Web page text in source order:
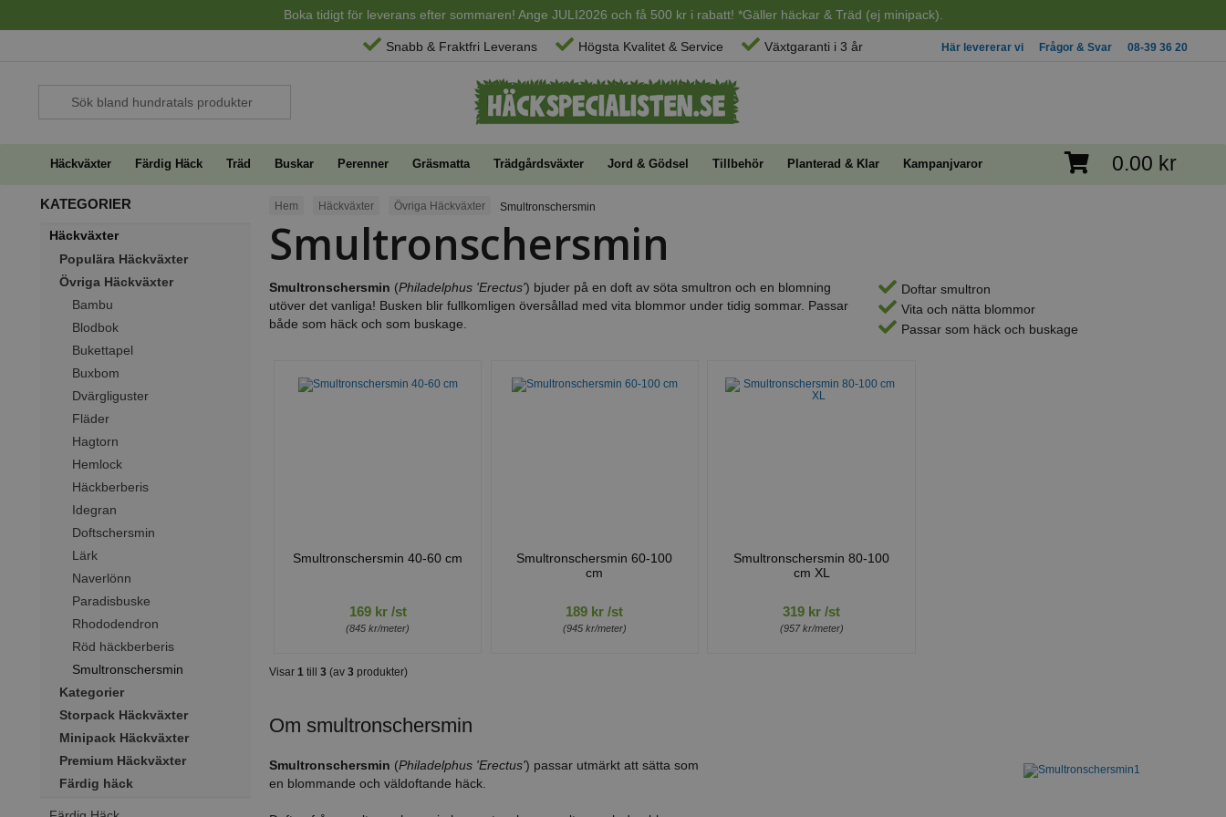
Boka tidigt för leverans efter sommaren! Ange JULI2026 och få 500 kr i rabatt! *Gäller häckar & Träd (ej minipack).
Snabb & Fraktfri Leverans Högsta Kvalitet & Service Växtgaranti i 3 år Här levererar vi Frågor & Svar 08-39 36 20
Häckväxter Färdig Häck Träd Buskar Perenner Gräsmatta Trädgårdsväxter Jord & Gödsel Tillbehör Planterad & Klar Kampanjvaror 0.00 kr
KATEGORIER
Häckväxter
Populära Häckväxter
Övriga Häckväxter
Bambu
Blodbok
Bukettapel
Buxbom
Dvärgliguster
Fläder
Hagtorn
Hemlock
Häckberberis
Idegran
Doftschersmin
Lärk
Naverlönn
Paradisbuske
Rhododendron
Röd häckberberis
Smultronschersmin
Kategorier
Storpack Häckväxter
Minipack Häckväxter
Premium Häckväxter
Färdig häck
Hem Häckväxter Övriga Häckväxter Smultronschersmin
Smultronschersmin
Smultronschersmin (Philadelphus 'Erectus') bjuder på en doft av söta smultron och en blomning
utöver det vanliga! Busken blir fullkomligen översållad med vita blommor under tidig sommar. Passar
både som häck och som buskage.
Doftar smultron
Vita och nätta blommor
Passar som häck och buskage
Smultronschersmin 40-60 cm
169 kr /st
(845 kr/meter)
Smultronschersmin 60-100
cm
189 kr /st
(945 kr/meter)
Smultronschersmin 80-100
cm XL
319 kr /st
(957 kr/meter)
Visar 1 till3 (av3 produkter)
Om smultronschersmin
Smultronschersmin (Philadelphus 'Erectus') passar utmärkt att sätta som
en blommande och väldoftande häck.